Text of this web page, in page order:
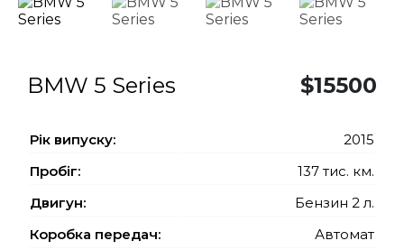
BMW 5 Series $15500
Рiк випуску:
2015
Пробіг:
137 тис. км.
Двигун:
Бензин 2 л.
Коробка передач:
Автомат